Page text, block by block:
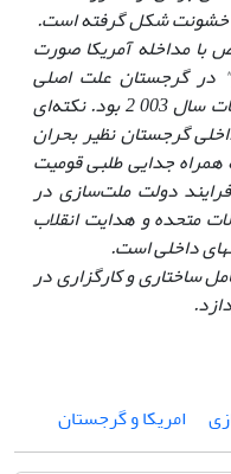
خشونت شکل گرفته است.
با مداخله آمریکا صورت
در گرجستان علت اصلی
سقوط دولت شواردنادزه درپی انتخابات سال 003 2 بود. نکته‌ای
گرجستان نظیر بحران
جدایی طلبی قومیت
دولت ملت‌سازی در
متحده و هدایت انقلاب
داخلی است.
ساختاری و کارگزاری در
امریکا و گرجستان